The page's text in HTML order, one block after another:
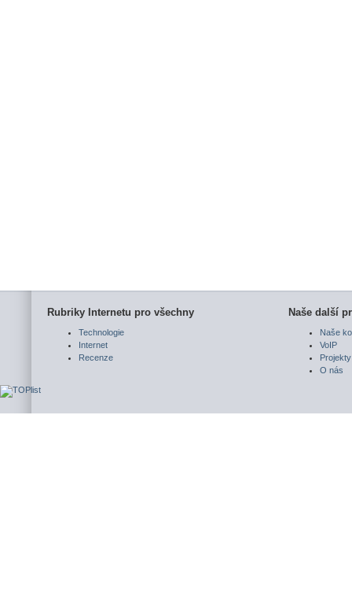
Rubriky Internetu pro všechny
Technologie
Internet
Recenze
Naše další
Naše
VoIP
Projekty
O nás